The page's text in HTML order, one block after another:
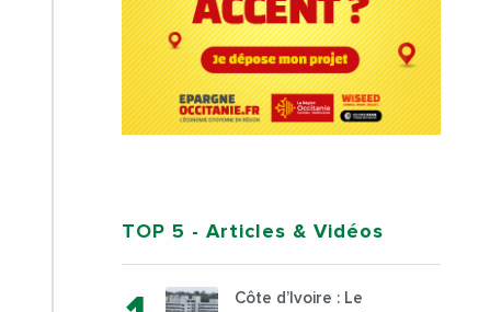
TOP 5 - Articles & Vidéos
Côte d’Ivoire : Le